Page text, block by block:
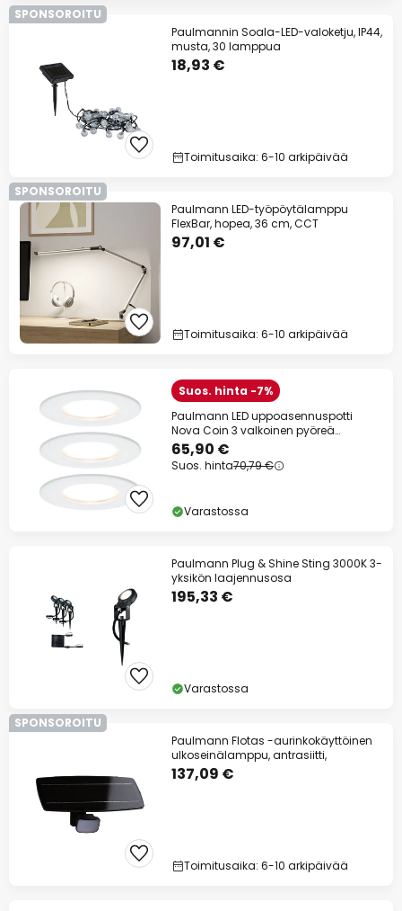
SPONSOROITU
Paulmannin Soala-LED-valoketju, IP44,
musta, 30 lamppua
18,93 €
Toimitusaika: 6-10 arkipäivää
SPONSOROITU
Paulmann LED-työpöytälamppu
FlexBar, hopea, 36 cm, CCT
97,01 €
Toimitusaika: 6-10 arkipäivää
Suos. hinta -7%
Paulmann LED uppoasennuspotti
Nova Coin 3 valkoinen pyöreä
himmennettävä
65,90 €
Suos. hinta70,79 €
Varastossa
Paulmann Plug & Shine Sting 3000K 3-
yksikön laajennusosa
195,33 €
Varastossa
SPONSOROITU
Paulmann Flotas -aurinkokäyttöinen
ulkoseinälamppu, antrasiitti,
137,09 €
Toimitusaika: 6-10 arkipäivää